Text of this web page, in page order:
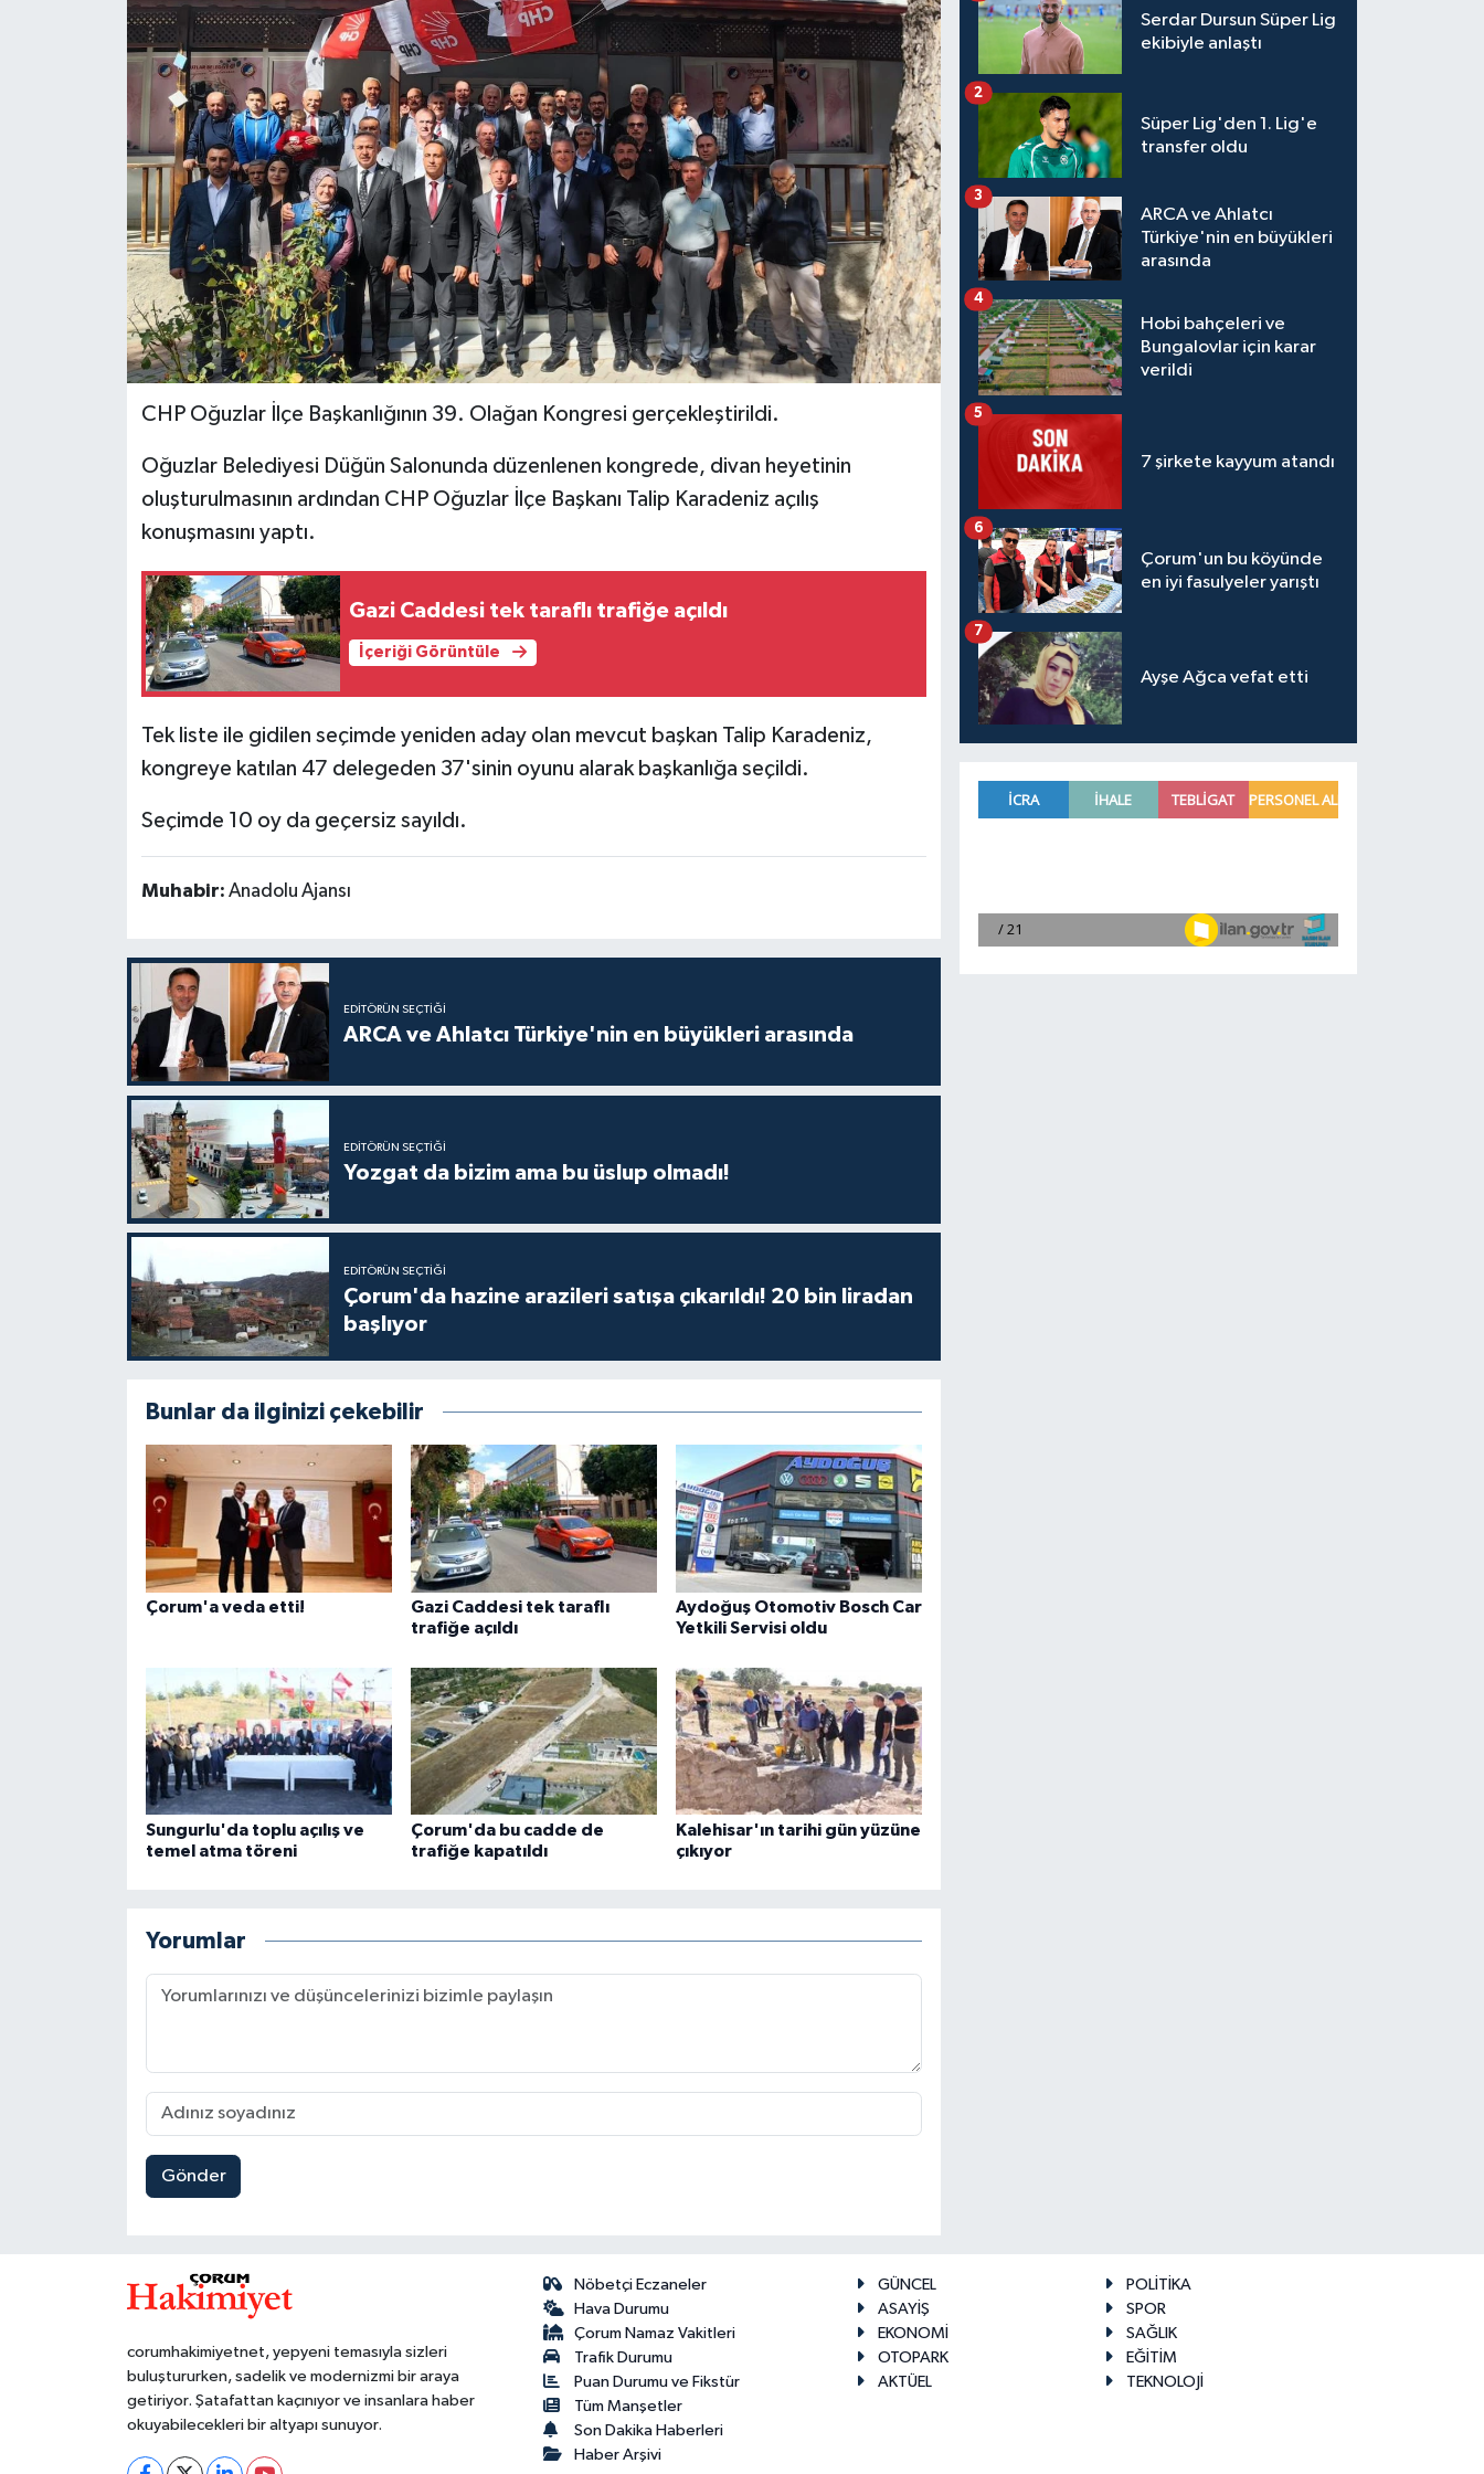
CHP Oğuzlar İlçe Başkanlığının 39. Olağan Kongresi gerçekleştirildi.
Oğuzlar Belediyesi Düğün Salonunda düzenlenen kongrede, divan heyetinin
oluşturulmasının ardından CHP Oğuzlar İlçe Başkanı Talip Karadeniz açılış
konuşmasını yaptı.
Gazi Caddesi tek taraflı trafiğe açıldı
İçeriği Görüntüle
Tek liste ile gidilen seçimde yeniden aday olan mevcut başkan Talip Karadeniz,
kongreye katılan 47 delegeden 37'sinin oyunu alarak başkanlığa seçildi.
Seçimde 10 oy da geçersiz sayıldı.
Muhabir: Anadolu Ajansı
EDITÖRÜN SEÇTIĞI
ARCA ve Ahlatcı Türkiye'nin en büyükleri arasında
EDITÖRÜN SEÇTIĞI
Yozgat da bizim ama bu üslup olmadı!
EDITÖRÜN SEÇTIĞI
Çorum'da hazine arazileri satışa çıkarıldı! 20 bin liradan
başlıyor
Bunlar da ilginizi çekebilir
Çorum'a veda etti!
Gazi Caddesi tek taraflı
trafiğe açıldı
Aydoğuş Otomotiv Bosch Car
Yetkili Servisi oldu
Sungurlu'da toplu açılış ve
temel atma töreni
Çorum'da bu cadde de
trafiğe kapatıldı
Kalehisar'ın tarihi gün yüzüne
çıkıyor
Yorumlar
Gönder
Serdar Dursun Süper Lig
ekibiyle anlaştı
Süper Lig'den 1. Lig'e
transfer oldu
2
ARCA ve Ahlatcı
Türkiye'nin en büyükleri
arasında
3
Hobi bahçeleri ve
Bungalovlar için karar
verildi
4
7 şirkete kayyum atandı
5
Çorum'un bu köyünde
en iyi fasulyeler yarıştı
6
Ayşe Ağca vefat etti
7
corumhakimiyetnet, yepyeni temasıyla sizleri
buluştururken, sadelik ve modernizmi bir araya
getiriyor. Şatafattan kaçınıyor ve insanlara haber
okuyabilecekleri bir altyapı sunuyor.
Nöbetçi Eczaneler
Hava Durumu
Çorum Namaz Vakitleri
Trafik Durumu
Puan Durumu ve Fikstür
Tüm Manşetler
Son Dakika Haberleri
Haber Arşivi
GÜNCEL
POLİTİKA
ASAYİŞ
SPOR
EKONOMİ
SAĞLIK
OTOPARK
EĞİTİM
AKTÜEL
TEKNOLOJİ
İLÇELER
TEKNOLOJİ